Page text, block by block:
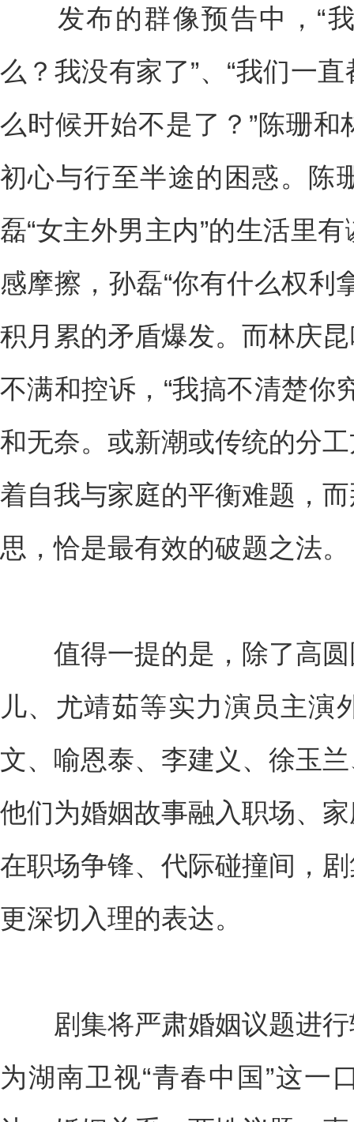
发布的群像预告中，“我
么？我没有家了”、“我们一
么时候开始不是了？”陈珊
初心与行至半途的困惑。陈
磊“女主外男主内”的生活里
感摩擦，孙磊“你有什么权利
积月累的矛盾爆发。而林庆
不满和控诉，“我搞不清楚你
和无奈。或新潮或传统的分
着自我与家庭的平衡难题，
思，恰是最有效的破题之法。
值得一提的是，除了高圆
儿、尤靖茹等实力演员主演
文、喻恩泰、李建义、徐玉
他们为婚姻故事融入职场、
在职场争锋、代际碰撞间，
更深切入理的表达。
剧集将严肃婚姻议题进行
为湖南卫视“青春中国”这一